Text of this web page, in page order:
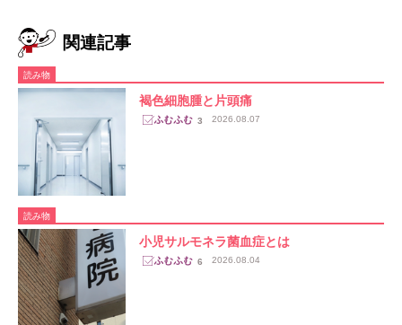
関連記事
読み物
褐色細胞腫と片頭痛
3 2026.08.07
読み物
小児サルモネラ菌血症とは
6 2026.08.04